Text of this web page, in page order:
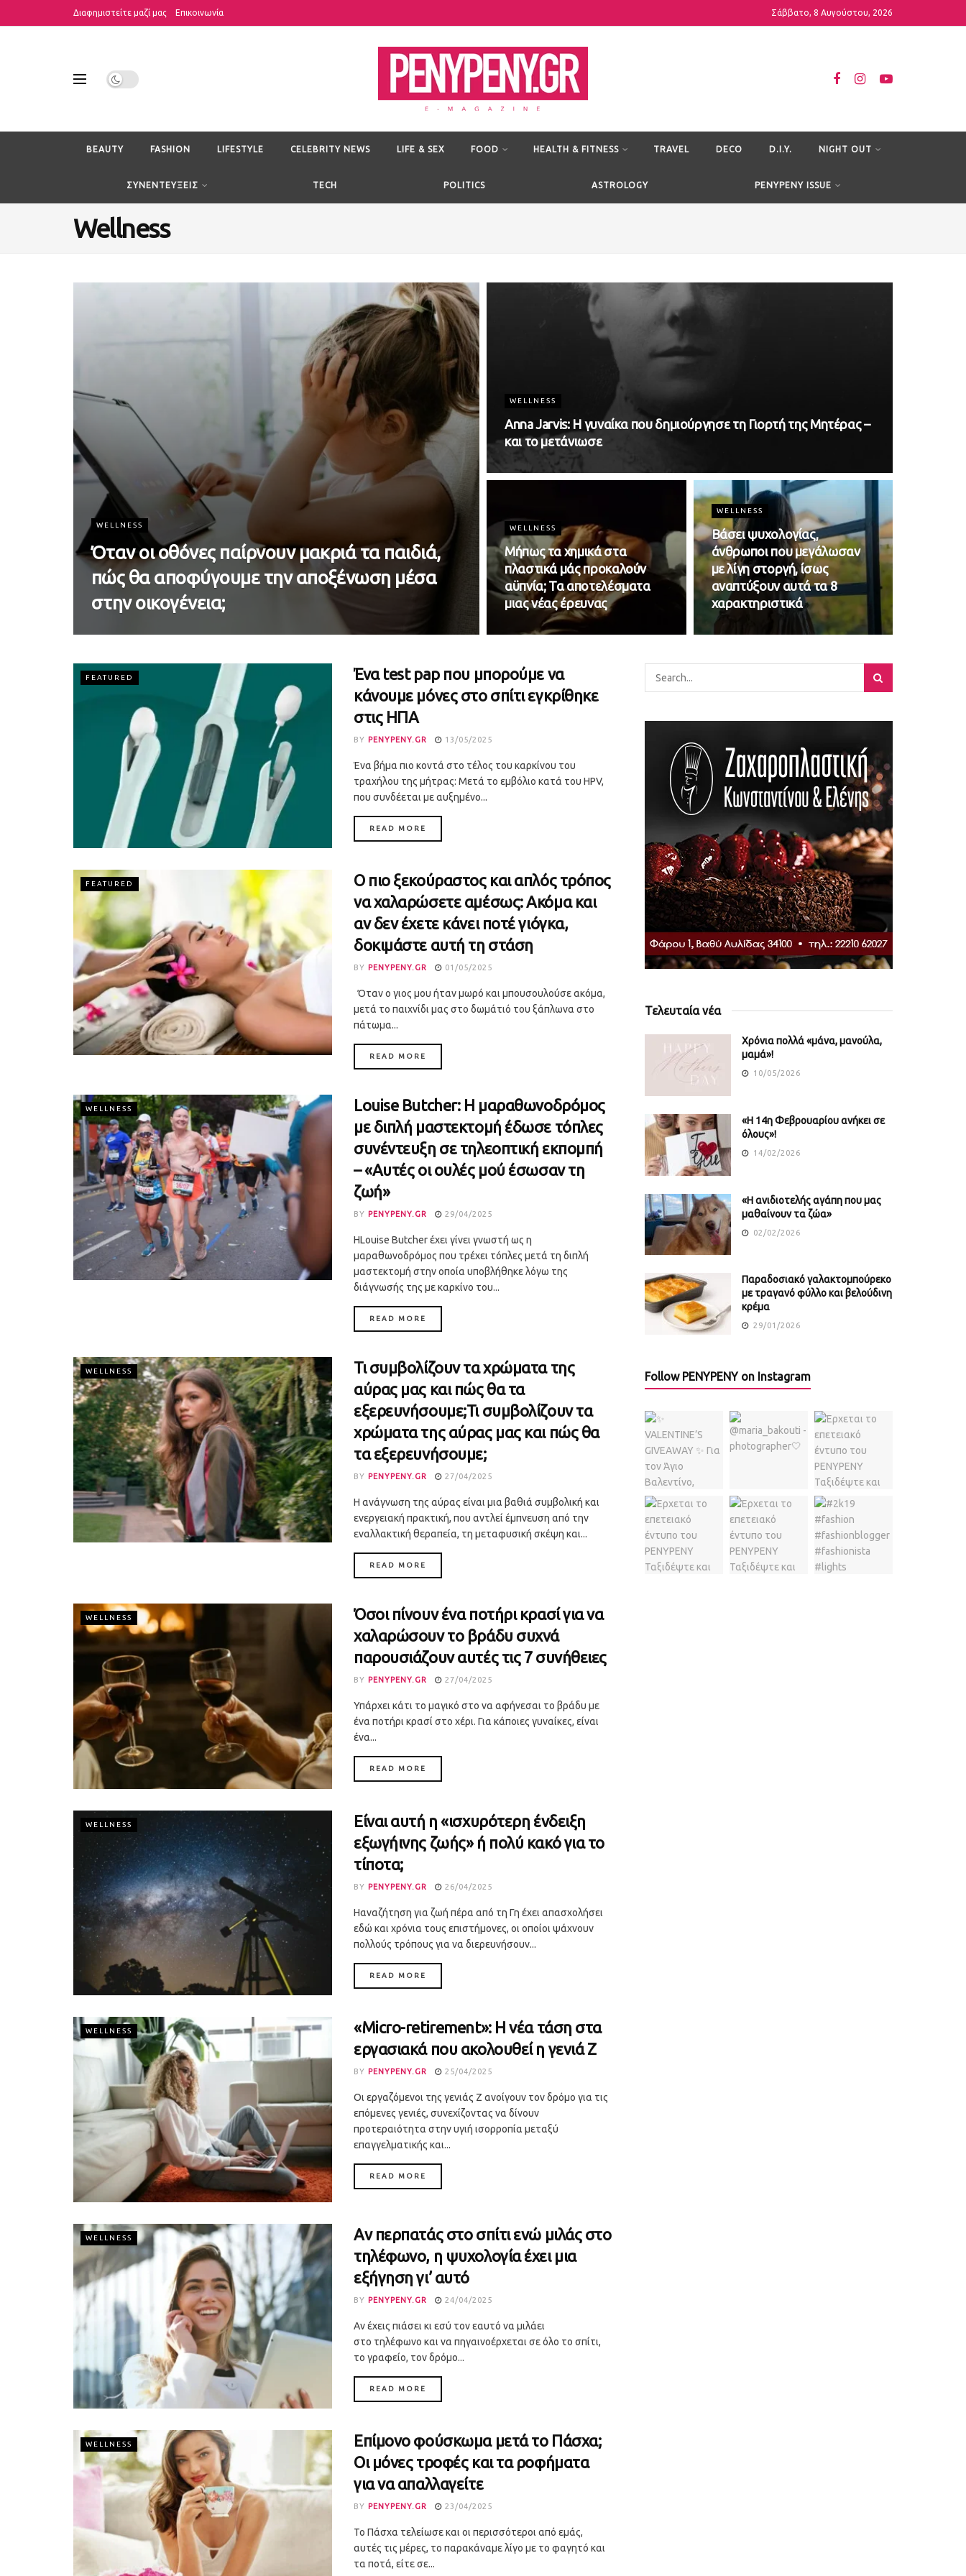
Διαφημιστείτε μαζί μας Επικοινωνία Σάββατο, 8 Αυγούστου, 2026
BEAUTY FASHION LIFESTYLE CELEBRITY NEWS LIFE & SEX FOOD HEALTH & FITNESS TRAVEL DECO D.I.Y. NIGHT OUT
ΣΥΝΕΝΤΕΥΞΕΙΣ TECH POLITICS ASTROLOGY PENYPENY ISSUE
Wellness
WELLNESS
Όταν οι οθόνες παίρνουν μακριά τα παιδιά,
πώς θα αποφύγουμε την αποξένωση μέσα
στην οικογένεια;
WELLNESS
Anna Jarvis: H γυναίκα που δημιούργησε τη Γιορτή της Μητέρας –
και το μετάνιωσε
WELLNESS
Μήπως τα χημικά στα
πλαστικά μάς προκαλούν
αϋπνία; Τα αποτελέσματα
μιας νέας έρευνας
WELLNESS
Βάσει ψυχολογίας,
άνθρωποι που μεγάλωσαν
με λίγη στοργή, ίσως
αναπτύξουν αυτά τα 8
χαρακτηριστικά
FEATURED
Ένα test pap που μπορούμε να
κάνουμε μόνες στο σπίτι εγκρίθηκε
στις ΗΠΑ
BY PENYPENY.GR 13/05/2025
Ένα βήμα πιο κοντά στο τέλος του καρκίνου του
τραχήλου της μήτρας: Μετά το εμβόλιο κατά του HPV,
που συνδέεται με αυξημένο...
READ MORE
FEATURED
Ο πιο ξεκούραστος και απλός τρόπος
να χαλαρώσετε αμέσως: Ακόμα και
αν δεν έχετε κάνει ποτέ γιόγκα,
δοκιμάστε αυτή τη στάση
BY PENYPENY.GR 01/05/2025
Όταν ο γιος μου ήταν μωρό και μπουσουλούσε ακόμα,
μετά το παιχνίδι μας στο δωμάτιό του ξάπλωνα στο
πάτωμα...
READ MORE
WELLNESS
Louise Butcher: Η μαραθωνοδρόμος
με διπλή μαστεκτομή έδωσε τόπλες
συνέντευξη σε τηλεοπτική εκπομπή
– «Αυτές οι ουλές μού έσωσαν τη
ζωή»
BY PENYPENY.GR 29/04/2025
ΗLouise Butcher έχει γίνει γνωστή ως η
μαραθωνοδρόμος που τρέχει τόπλες μετά τη διπλή
μαστεκτομή στην οποία υποβλήθηκε λόγω της
διάγνωσής της με καρκίνο του...
READ MORE
WELLNESS
Τι συμβολίζουν τα χρώματα της
αύρας μας και πώς θα τα
εξερευνήσουμε;Τι συμβολίζουν τα
χρώματα της αύρας μας και πώς θα
τα εξερευνήσουμε;
BY PENYPENY.GR 27/04/2025
Η ανάγνωση της αύρας είναι μια βαθιά συμβολική και
ενεργειακή πρακτική, που αντλεί έμπνευση από την
εναλλακτική θεραπεία, τη μεταφυσική σκέψη και...
READ MORE
WELLNESS
Όσοι πίνουν ένα ποτήρι κρασί για να
χαλαρώσουν το βράδυ συχνά
παρουσιάζουν αυτές τις 7 συνήθειες
BY PENYPENY.GR 27/04/2025
Υπάρχει κάτι το μαγικό στο να αφήνεσαι το βράδυ με
ένα ποτήρι κρασί στο χέρι. Για κάποιες γυναίκες, είναι
ένα...
READ MORE
WELLNESS
Είναι αυτή η «ισχυρότερη ένδειξη
εξωγήινης ζωής» ή πολύ κακό για το
τίποτα;
BY PENYPENY.GR 26/04/2025
Ηαναζήτηση για ζωή πέρα από τη Γη έχει απασχολήσει
εδώ και χρόνια τους επιστήμονες, οι οποίοι ψάχνουν
πολλούς τρόπους για να διερευνήσουν...
READ MORE
WELLNESS
«Micro-retirement»: Η νέα τάση στα
εργασιακά που ακολουθεί η γενιά Ζ
BY PENYPENY.GR 25/04/2025
Οι εργαζόμενοι της γενιάς Z ανοίγουν τον δρόμο για τις
επόμενες γενιές, συνεχίζοντας να δίνουν
προτεραιότητα στην υγιή ισορροπία μεταξύ
επαγγελματικής και...
READ MORE
WELLNESS
Αν περπατάς στο σπίτι ενώ μιλάς στο
τηλέφωνο, η ψυχολογία έχει μια
εξήγηση γι’ αυτό
BY PENYPENY.GR 24/04/2025
Αν έχεις πιάσει κι εσύ τον εαυτό να μιλάει
στο τηλέφωνο και να πηγαινοέρχεται σε όλο το σπίτι,
το γραφείο, τον δρόμο...
READ MORE
WELLNESS
Επίμονο φούσκωμα μετά το Πάσχα;
Οι μόνες τροφές και τα ροφήματα
για να απαλλαγείτε
BY PENYPENY.GR 23/04/2025
Το Πάσχα τελείωσε και οι περισσότεροι από εμάς,
αυτές τις μέρες, το παρακάναμε λίγο με το φαγητό και
τα ποτά, είτε σε...
Τελευταία νέα
Χρόνια πολλά «μάνα, μανούλα,
μαμά»!
10/05/2026
«Η 14η Φεβρουαρίου ανήκει σε
όλους»!
14/02/2026
«Η ανιδιοτελής αγάπη που μας
μαθαίνουν τα ζώα»
02/02/2026
Παραδοσιακό γαλακτομπούρεκο
με τραγανό φύλλο και βελούδινη
κρέμα
29/01/2026
Follow PENYPENY on Instagram